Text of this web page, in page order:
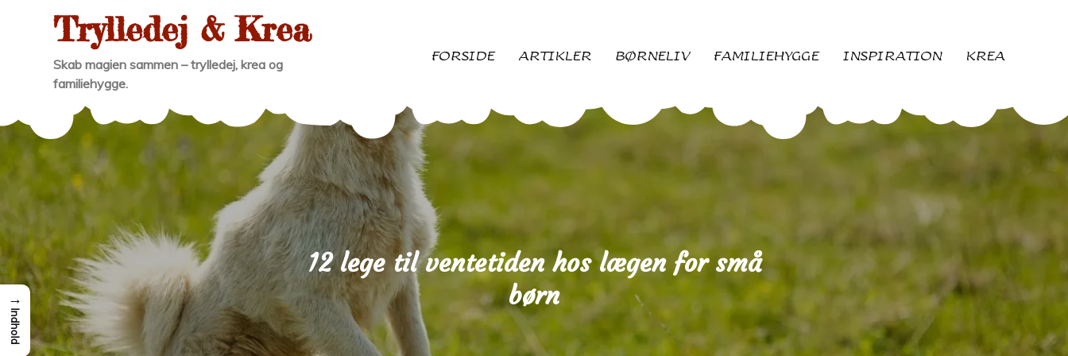
Trylledej & Krea
Skab magien sammen – trylledej, krea og
familiehygge.
FORSIDE ARTIKLER BØRNELIV FAMILIEHYGGE INSPIRATION KREA
12 lege til ventetiden hos lægen for små
børn
→
Indhold